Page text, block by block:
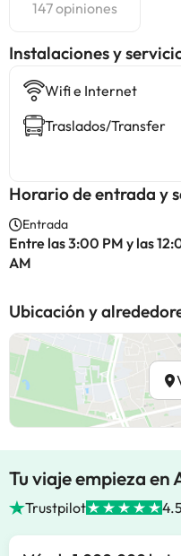
147 opiniones
Instalaciones y
Wifi e Internet
Traslados/Transfer
Horario de entrada y
Entrada
Entre las 3:00 PM y las
AM
Ubicación y
Tu viaje empieza en
Trustpilot